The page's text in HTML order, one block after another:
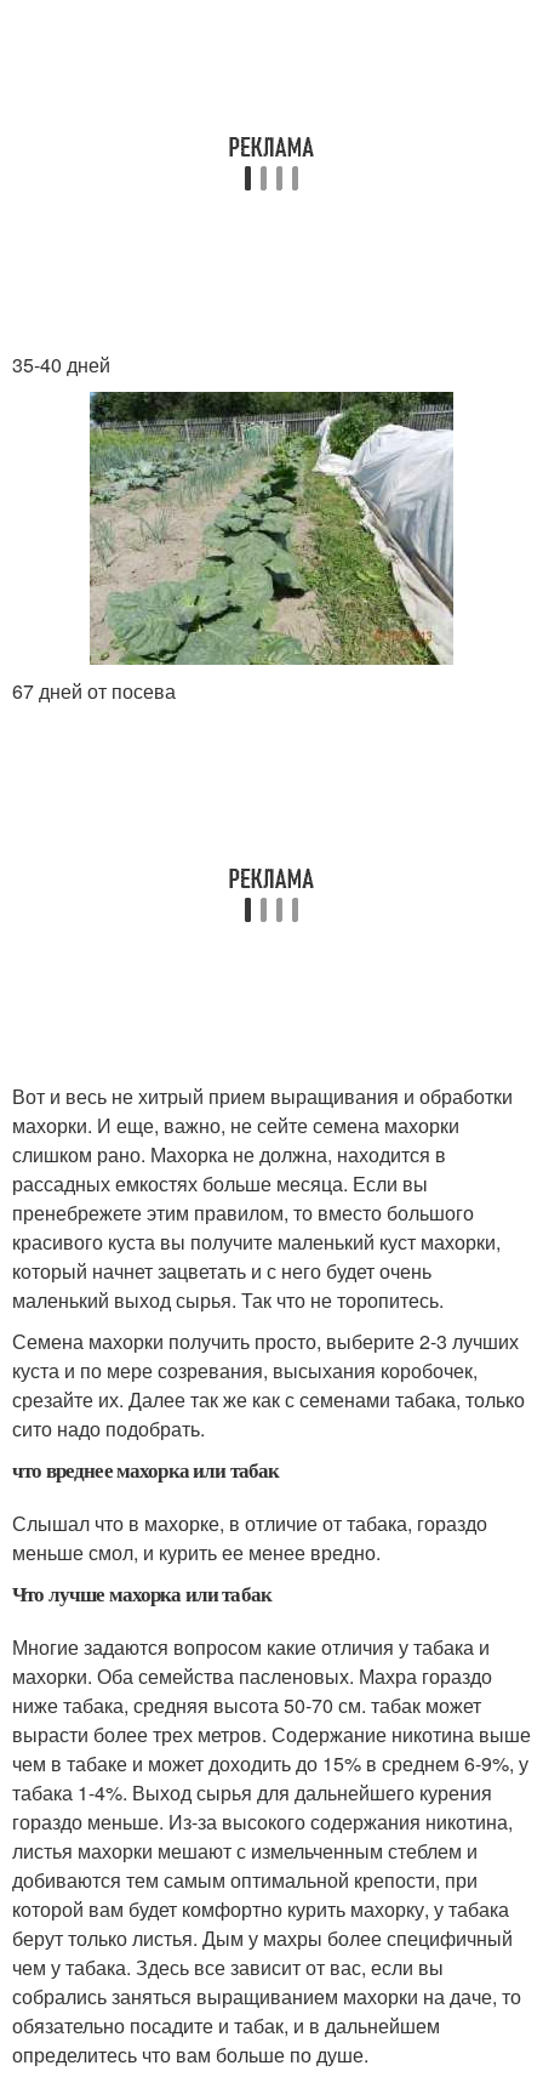
35-40 дней
67 дней от посева
Вот и весь не хитрый прием выращивания и обработки
махорки. И еще, важно, не сейте семена махорки
слишком рано. Махорка не должна, находится в
рассадных емкостях больше месяца. Если вы
пренебрежете этим правилом, то вместо большого
красивого куста вы получите маленький куст махорки,
который начнет зацветать и с него будет очень
маленький выход сырья. Так что не торопитесь.
Семена махорки получить просто, выберите 2-3 лучших
куста и по мере созревания, высыхания коробочек,
срезайте их. Далее так же как с семенами табака, только
сито надо подобрать.
что вреднее махорка или табак
Слышал что в махорке, в отличие от табака, гораздо
меньше смол, и курить ее менее вредно.
Что лучше махорка или табак
Многие задаются вопросом какие отличия у табака и
махорки. Оба семейства пасленовых. Махра гораздо
ниже табака, средняя высота 50-70 см. табак может
вырасти более трех метров. Содержание никотина выше
чем в табаке и может доходить до 15% в среднем 6-9%, у
табака 1-4%. Выход сырья для дальнейшего курения
гораздо меньше. Из-за высокого содержания никотина,
листья махорки мешают с измельченным стеблем и
добиваются тем самым оптимальной крепости, при
которой вам будет комфортно курить махорку, у табака
берут только листья. Дым у махры более специфичный
чем у табака. Здесь все зависит от вас, если вы
собрались заняться выращиванием махорки на даче, то
обязательно посадите и табак, и в дальнейшем
определитесь что вам больше по душе.